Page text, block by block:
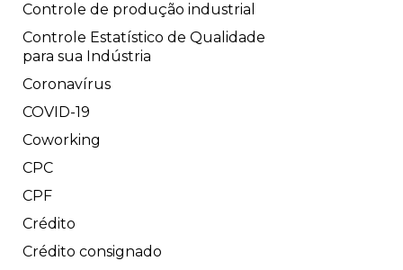
Controle de produção industrial
Controle Estatístico de Qualidade
para sua Indústria
Coronavírus
COVID-19
Coworking
CPC
CPF
Crédito
Crédito consignado